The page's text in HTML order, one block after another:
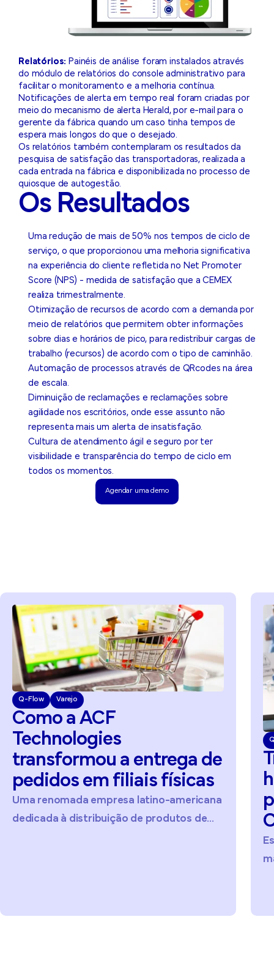
Relatórios: Painéis de análise foram instalados através
do módulo de relatórios do console administrativo para
facilitar o monitoramento e a melhoria contínua.
Notificações de alerta em tempo real foram criadas por
meio do mecanismo de alerta Herald, por e-mail para o
gerente da fábrica quando um caso tinha tempos de
espera mais longos do que o desejado.
Os relatórios também contemplaram os resultados da
pesquisa de satisfação das transportadoras, realizada a
cada entrada na fábrica e disponibilizada no processo de
quiosque de autogestão.
Os Resultados
Uma redução de mais de 50% nos tempos de ciclo de
serviço, o que proporcionou uma melhoria significativa
na experiência do cliente refletida no Net Promoter
Score (NPS) - medida de satisfação que a CEMEX
realiza trimestralmente.
Otimização de recursos de acordo com a demanda por
meio de relatórios que permitem obter informações
sobre dias e horários de pico, para redistribuir cargas de
trabalho (recursos) de acordo com o tipo de caminhão.
Automação de processos através de QRcodes na área
de escala.
Diminuição de reclamações e reclamações sobre
agilidade nos escritórios, onde esse assunto não
representa mais um alerta de insatisfação.
Cultura de atendimento ágil e seguro por ter
visibilidade e transparência do tempo de ciclo em
todos os momentos.
Agendar uma demo
Q-Flow Varejo
Como a ACF
Technologies
transformou a entrega de
pedidos em filiais físicas
Uma renomada empresa latino-americana
dedicada à distribuição de produtos de...